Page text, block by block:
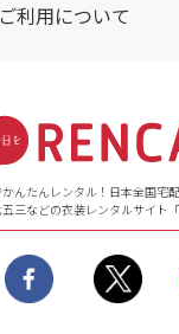
ご利用について
）】
、臨
ただ
んたんレンタル！日本全国宅配
三などの衣装レンタルサイト「